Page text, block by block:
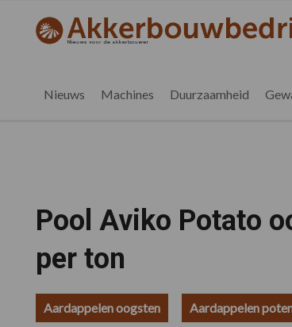
hoofdnavigatie
eerste
voettekst
akkerbouwbedrijf.nl
Nieuws Machines Duurzaamheid
Pool Aviko Potato
per ton
Aardappelen oogsten Aardappelen